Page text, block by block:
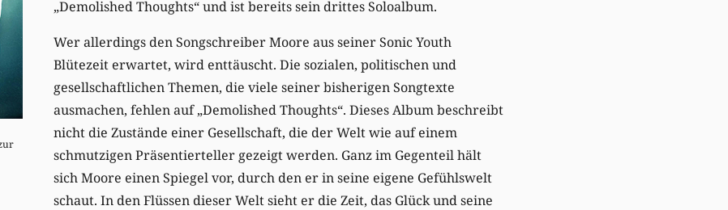
„Demolished Thoughts“ und ist bereits sein drittes Soloalbum.
Wer allerdings den Songschreiber Moore aus seiner Sonic Youth
Blütezeit erwartet, wird enttäuscht. Die sozialen, politischen und
gesellschaftlichen Themen, die viele seiner bisherigen Songtexte
ausmachen, fehlen auf „Demolished Thoughts“. Dieses Album beschreibt
nicht die Zustände einer Gesellschaft, die der Welt wie auf einem
schmutzigen Präsentierteller gezeigt werden. Ganz im Gegenteil hält
sich Moore einen Spiegel vor, durch den er in seine eigene Gefühlswelt
schaut. In den Flüssen dieser Welt sieht er die Zeit, das Glück und seine